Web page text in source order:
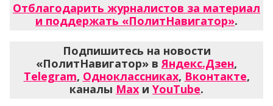
Отблагодарить журналистов за материал
и поддержать «ПолитНавигатор».
Подпишитесь на новости
«ПолитНавигатор» вЯндекс.Дзен,
Telegram, Одноклассниках, Вконтакте,
каналы Max и YouTube.